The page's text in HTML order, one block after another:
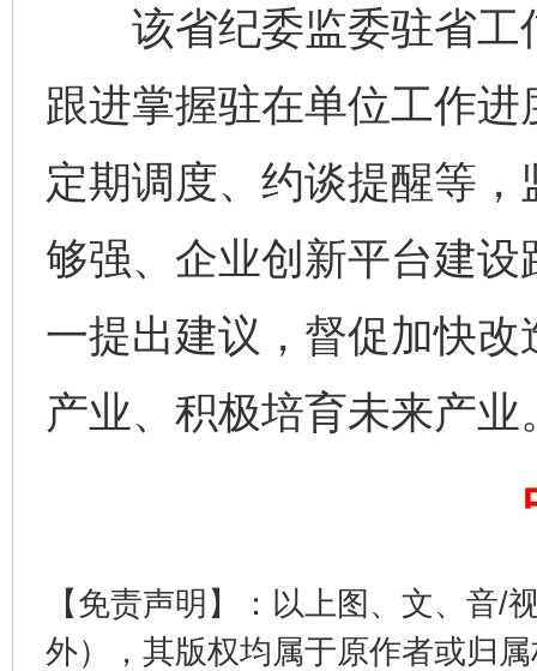
该省纪委监委驻省工
跟进掌握驻在单位工作
定期调度、约谈提醒等
够强、企业创新平台建
一提出建议，督促加快
产业、积极培育未来产业
【免责声明】：以上图、文、音/
外），其版权均属于原作者或归
完善运行机制助力责任有效落实 一纸欠
东山县通报“牛蛙产品抗生素超标问题” 法